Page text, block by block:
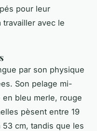
pour leur
avec le
par son physique
Son pelage mi-
bleu merle, rouge
pèsent entre 19
cm, tandis que les